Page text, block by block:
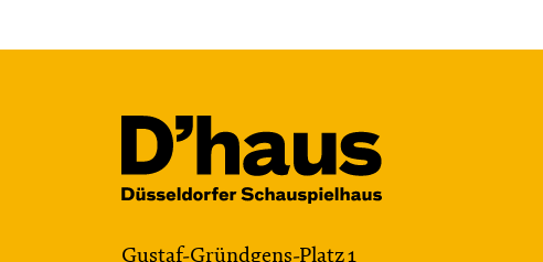
Gustaf-Gründgens-Platz 1